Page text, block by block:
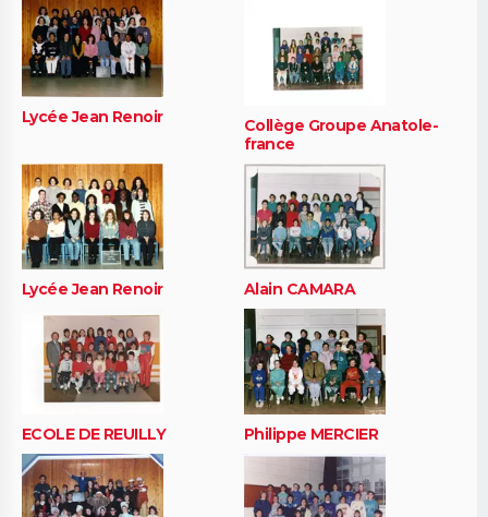
Lycée Jean Renoir
Collège Groupe Anatole-
france
Lycée Jean Renoir Alain CAMARA
ECOLE DE REUILLY Philippe MERCIER